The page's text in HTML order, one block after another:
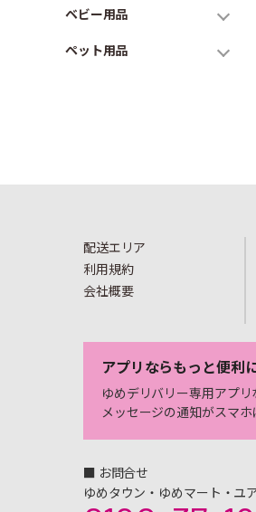
ベビー用品
ペット用品
配送エリア
利用規約
会社概要
アプリならもっと便利
ゆめデリバリー専用アプリ
メッセージの通知がスマホ
■ お問合せ
ゆめタウン・ゆめマート・ユ